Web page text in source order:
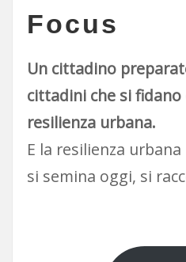
Focus
Un cittadino
cittadini che si
resilienza urbana.
E la resilienza
si semina oggi, si